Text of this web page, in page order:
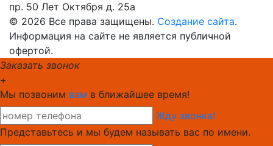
пр. 50 Лет Октября д. 25а
© 2026 Все права защищены. Создание сайта.
Информация на сайте не является публичной
офертой.
Заказать звонок
+
Мы позвоним вам в ближайшее время!
Жду звонка!
Представьтесь и мы будем называть вас по имени.